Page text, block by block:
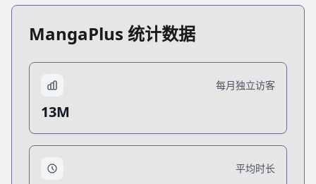
MangaPlus 统计数据
每月独立访客
13M
平均时长